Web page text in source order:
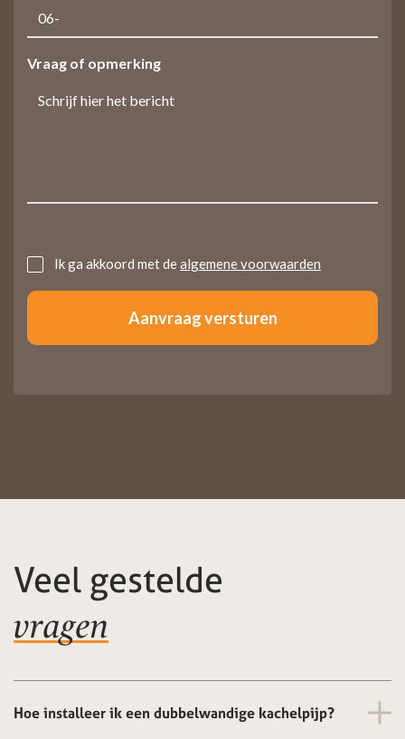
Vraag of opmerking
UntitledIk ga akkoord met dealgemene voorwaarden
Veel gestelde
vragen
Hoe installeer ik een dubbelwandige kachelpijp?